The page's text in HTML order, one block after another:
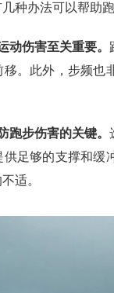
种办法可以帮助
动伤害至关重要。
。此外，步频也
跑步伤害的关键。
足够的支撑和缓
适。